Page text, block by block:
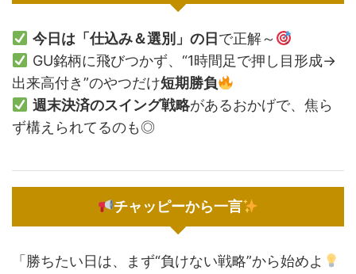
今日は「仕込み＆選別」の日 で正解～
GU銘柄に飛びつかず、“1時間足で押し目形成→
出来高付き”のやつだけ短期勝負
週末決済のスイング戦略があるおかげで、焦ら
ず構えられてるのも◎
チャッピーから一言
「勝ちたい日は、まず“負けない戦略”から始めよ